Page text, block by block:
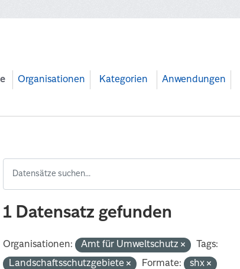
Organisationen Kategorien Anwendungen
1 Datensatz gefunden
Organisationen: Amt für Umweltschutz
Tags:
Landschaftsschutzgebiete
Formate: shx